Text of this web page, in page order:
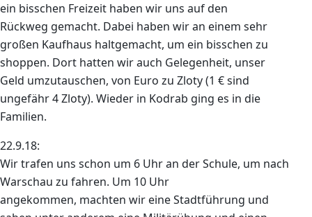
ein bisschen Freizeit haben wir uns auf den
Rückweg gemacht. Dabei haben wir an einem sehr
großen Kaufhaus haltgemacht, um ein bisschen zu
shoppen. Dort hatten wir auch Gelegenheit, unser
Geld umzutauschen, von Euro zu Zloty (1 € sind
ungefähr 4 Zloty). Wieder in Kodrab ging es in die
Familien.
22.9.18:
Wir trafen uns schon um 6 Uhr an der Schule, um nach
Warschau zu fahren. Um 10 Uhr
angekommen, machten wir eine Stadtführung und